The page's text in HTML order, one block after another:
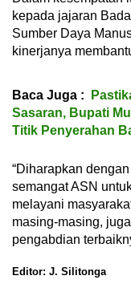
kepada jajaran
Sumber Daya
kinerjanya
Baca Juga :
Sasaran, Bupati
Titik Penyerahan
“Diharapkan
semangat ASN
melayani
masing-masing,
pengabdian
Editor: J. Silitonga